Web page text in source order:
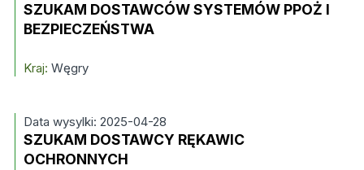
SZUKAM DOSTAWCÓW SYSTEMÓW PPOŻ I
BEZPIECZEŃSTWA
Kraj: Węgry
Data wysylki: 2025-04-28
SZUKAM DOSTAWCY RĘKAWIC
OCHRONNYCH